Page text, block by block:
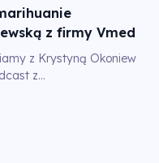
z firmy Vmed
z Krystyną Okoniew
z...